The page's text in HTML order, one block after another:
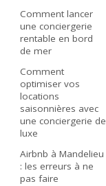
Comment lancer
une conciergerie
rentable en bord
de mer
Comment
optimiser vos
locations
saisonnières avec
une conciergerie de
luxe
Airbnb à Mandelieu
: les erreurs à ne
pas faire